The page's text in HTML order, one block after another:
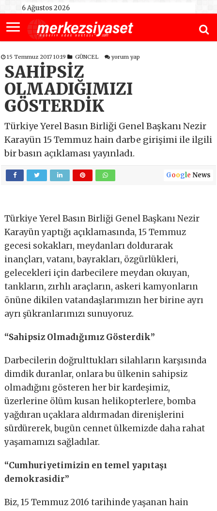
6 Ağustos 2026
15 Temmuz 2017 10:19 GÜNCEL yorum yap
SAHİPSİZ
OLMADIĞIMIZI
GÖSTERDİK
Türkiye Yerel Basın Birliği Genel Başkanı Nezir
Karayün 15 Temmuz hain darbe girişimi ile ilgili
bir basın açıklaması yayınladı.
Google News
Türkiye Yerel Basın Birliği Genel Başkanı Nezir
Karayün yaptığı açıklamasında, 15 Temmuz
gecesi sokakları, meydanları doldurarak
inançları, vatanı, bayrakları, özgürlükleri,
gelecekleri için darbecilere meydan okuyan,
tankların, zırhlı araçların, askeri kamyonların
önüne dikilen vatandaşlarımızın her birine ayrı
ayrı şükranlarımızı sunuyoruz.
“Sahipsiz Olmadığımız Gösterdik”
Darbecilerin doğrulttukları silahların karşısında
dimdik duranlar, onlara bu ülkenin sahipsiz
olmadığını gösteren her bir kardeşimiz,
üzerlerine ölüm kusan helikopterlere, bomba
yağdıran uçaklara aldırmadan direnişlerini
sürdürerek, bugün cennet ülkemizde daha rahat
yaşamamızı sağladılar.
“Cumhuriyetimizin en temel yapıtaşı
demokrasidir”
Biz, 15 Temmuz 2016 tarihinde yaşanan hain